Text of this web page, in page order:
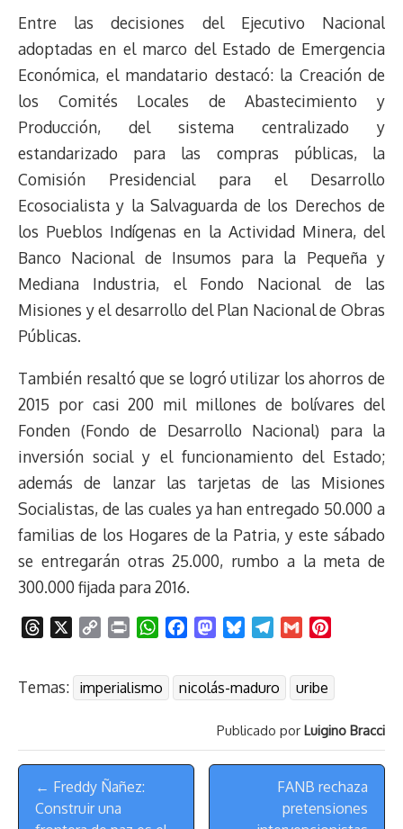
Entre las decisiones del Ejecutivo Nacional
adoptadas en el marco del Estado de Emergencia
Económica, el mandatario destacó: la Creación de
los Comités Locales de Abastecimiento y
Producción, del sistema centralizado y
estandarizado para las compras públicas, la
Comisión Presidencial para el Desarrollo
Ecosocialista y la Salvaguarda de los Derechos de
los Pueblos Indígenas en la Actividad Minera, del
Banco Nacional de Insumos para la Pequeña y
Mediana Industria, el Fondo Nacional de las
Misiones y el desarrollo del Plan Nacional de Obras
Públicas.
También resaltó que se logró utilizar los ahorros de
2015 por casi 200 mil millones de bolívares del
Fonden (Fondo de Desarrollo Nacional) para la
inversión social y el funcionamiento del Estado;
además de lanzar las tarjetas de las Misiones
Socialistas, de las cuales ya han entregado 50.000 a
familias de los Hogares de la Patria, y este sábado
se entregarán otras 25.000, rumbo a la meta de
300.000 fijada para 2016.
e
p
y
k
i
n
W
a
t
c
e
M
s
t
d
u
e
k
l
e
r
m
a
i
n
r
t
Temas: imperialismo nicolás-maduro uribe
Publicado por Luigino Bracci
Menú
de
← Freddy Ñañez:
Construir una
FANB rechaza
pretensiones